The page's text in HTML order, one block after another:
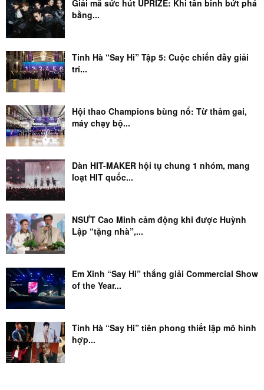
Giải mã sức hút UPRIZE: Khi tân binh bứt phá
bằng...
Tinh Hà “Say Hi” Tập 5: Cuộc chiến đầy giải
trí...
Hội thao Champions bùng nổ: Từ thảm gai,
máy chạy bộ...
Dàn HIT-MAKER hội tụ chung 1 nhóm, mang
loạt HIT quốc...
NSƯT Cao Minh cảm động khi được Huỳnh
Lập “tặng nhà”,...
Em Xinh “Say Hi” thắng giải Commercial Show
of the Year...
Tinh Hà “Say Hi” tiên phong thiết lập mô hình
hợp...